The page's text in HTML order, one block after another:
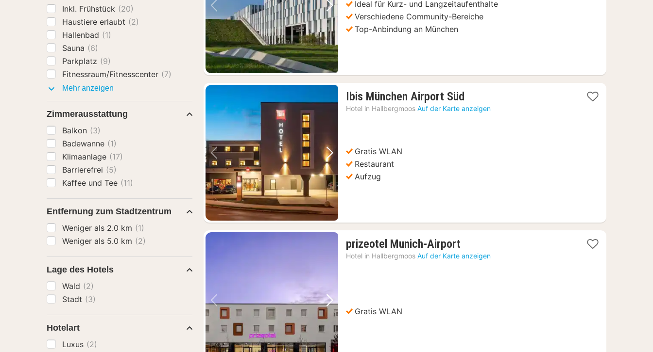
Vorheriges Bild Nächstes Bild
Ideal für Kurz- und Langzeitaufenthalte
Verschiedene Community-Bereiche
Top-Anbindung an München
Vorheriges Bild Nächstes Bild
Ibis München Airport Süd
Nacht
Hotel in Hallbergmoos Auf der Karte anzeigen
Gratis WLAN
Restaurant
Aufzug
Vorheriges Bild Nächstes Bild
prizeotel Munich-Airport
Nacht
Hotel in Hallbergmoos Auf der Karte anzeigen
Gratis WLAN
Inkl. Frühstück (20)
Haustiere erlaubt (2)
Hallenbad (1)
Sauna (6)
Parkplatz (9)
Fitnessraum/Fitnesscenter (7)
Mehr anzeigen
Zimmerausstattung
Balkon (3)
Badewanne (1)
Klimaanlage (17)
Barrierefrei (5)
Kaffee und Tee (11)
Entfernung zum Stadtzentrum
Weniger als 2.0 km (1)
Weniger als 5.0 km (2)
Lage des Hotels
Wald (2)
Stadt (3)
Hotelart
Luxus (2)